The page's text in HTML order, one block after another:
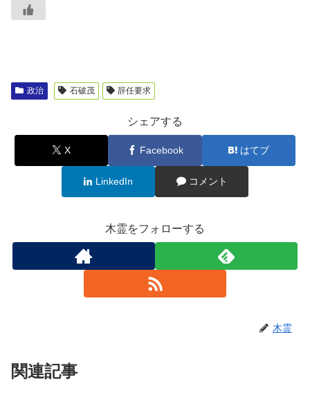
政治 石破茂 辞任要求
シェアする
X Facebook はてブ
LinkedIn コメント
木霊をフォローする
木霊
関連記事